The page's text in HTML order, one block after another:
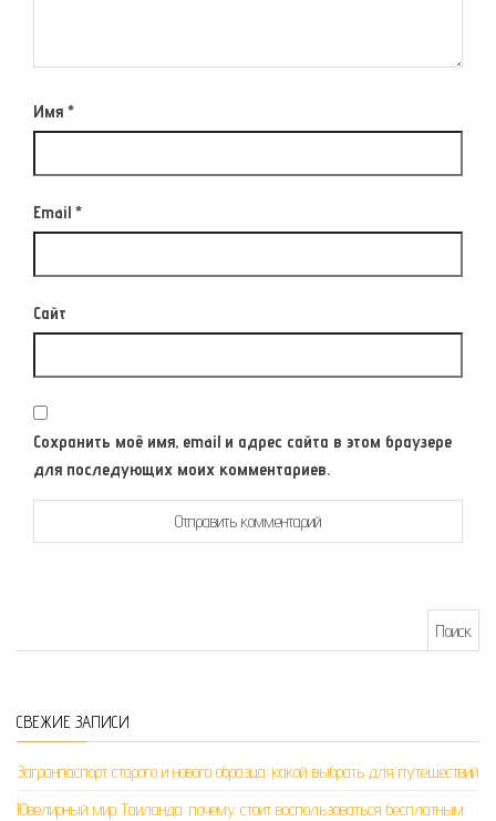
Имя *
Email *
Сайт
Сохранить моё имя, email и адрес сайта в этом браузере
для последующих моих комментариев.
СВЕЖИЕ ЗАПИСИ
Загранпаспорт старого и нового образца: какой выбрать для путешествий
Ювелирный мир Таиланда: почему стоит воспользоваться бесплатным